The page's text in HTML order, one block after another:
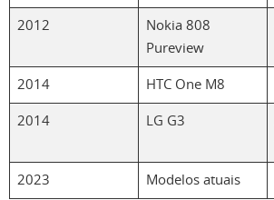
2012
Nokia 808
Pureview
2014 HTC One M8
2014 LG G3
2023 Modelos atuais